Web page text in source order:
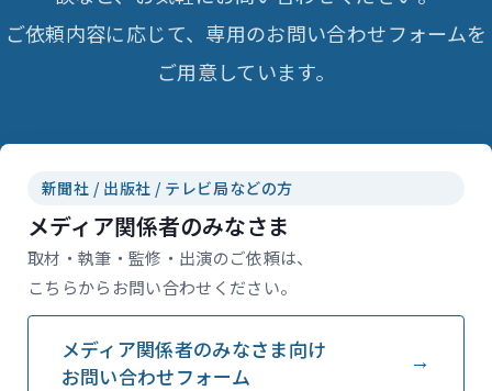
ご依頼内容に応じて、専用のお問い合わせフォームを
ご用意しています。
新聞社 / 出版社 / テレビ局などの方
メディア関係者のみなさま
取材・執筆・監修・出演のご依頼は、
こちらからお問い合わせください。
メディア関係者のみなさま向け
お問い合わせフォーム